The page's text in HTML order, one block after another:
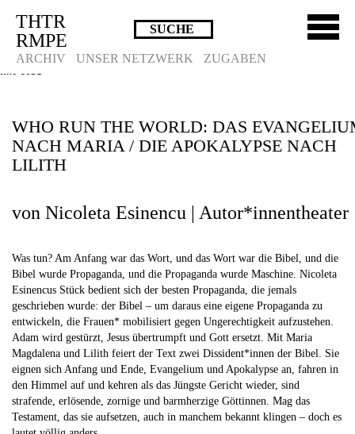
Deprecated
: Die Funktion post_permalink ist seit Version 4.4.0 veraltet!
Verwende stattdessen get_permalink(). in
/homepages/10/d43051023/htdocs/wordpress/wp-includes/functions.php
line 6031
THTR
RMPE
ARCHIV UNSER NETZWERK ZUGABEN
WHO RUN THE WORLD: DAS
NACH MARIA / DIE APOKALYPSE NACH
LILITH
von Nicoleta Esinencu | Autor*innentheater
Was tun? Am Anfang war das Wort, und das Wort war die Bibel, und die
Bibel wurde Propaganda, und die Propaganda wurde Maschine. Nicoleta
Esinencus Stück bedient sich der besten Propaganda, die jemals
geschrieben wurde: der Bibel – um daraus eine eigene Propaganda zu
entwickeln, die Frauen* mobilisiert gegen Ungerechtigkeit aufzustehen.
Adam wird gestürzt, Jesus übertrumpft und Gott ersetzt. Mit Maria
Magdalena und Lilith feiert der Text zwei Dissident*innen der Bibel. Sie
eignen sich Anfang und Ende, Evangelium und Apokalypse an, fahren in
den Himmel auf und kehren als das Jüngste Gericht wieder, sind
strafende, erlösende, zornige und barmherzige Göttinnen. Mag das
Testament, das sie aufsetzen, auch in manchem bekannt klingen – doch es